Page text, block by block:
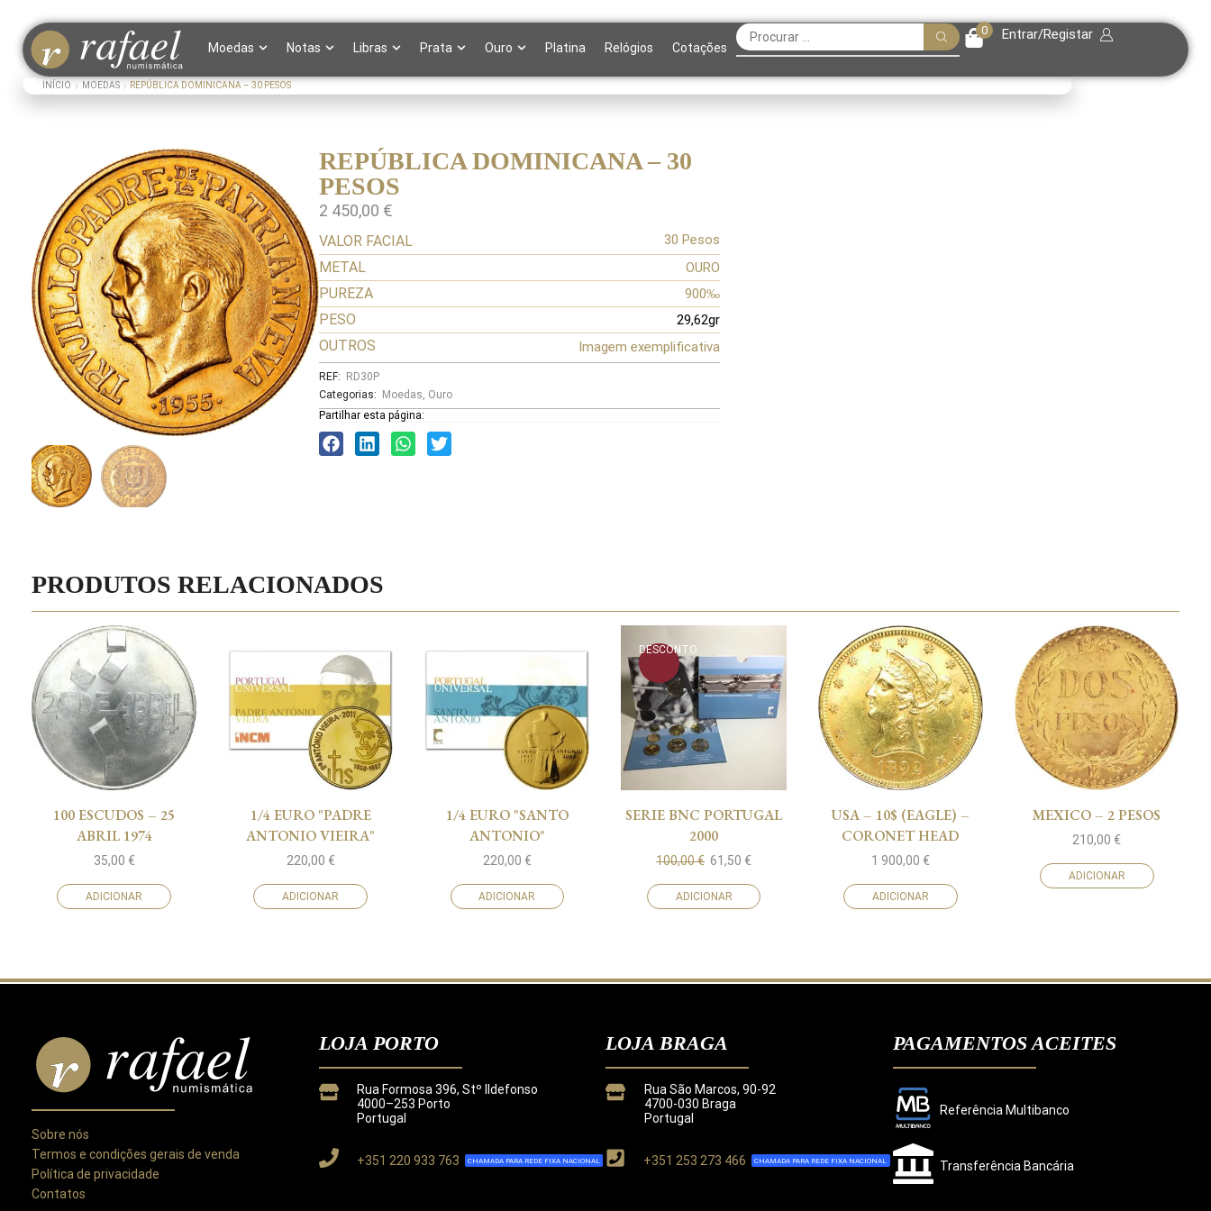
Moedas Notas Libras Prata Ouro Platina Relógios Cotações
0 Entrar/Registar
INÍCIO MOEDAS REPÚBLICA DOMINICANA – 30 PESOS
REPÚBLICA DOMINICANA – 30
PESOS
2 450,00 €
VALOR FACIAL 30 Pesos
METAL OURO
PUREZA 900‰
PESO 29,62gr
OUTROS Imagem exemplificativa
REF:
RD30P
Categorias:
Moedas, Ouro
Partilhar esta página:
PRODUTOS RELACIONADOS
100 ESCUDOS – 25
ABRIL 1974
35,00 €
ADICIONAR
1/4 EURO "PADRE
ANTONIO VIEIRA"
220,00 €
ADICIONAR
1/4 EURO "SANTO
ANTONIO"
220,00 €
ADICIONAR
DESCONTO
SERIE BNC PORTUGAL
2000
100,00€ 61,50€
ADICIONAR
USA – 10$ (EAGLE) –
CORONET HEAD
1 900,00 €
ADICIONAR
MEXICO – 2 PESOS
210,00€
ADICIONAR
Este site utiliza cookies para melhorar a sua experiência.
Sobre nós
Termos e condições gerais de venda
Política de privacidade
Contatos
LOJA PORTO
Rua Formosa 396, Stº Ildefonso
4000–253 Porto
Portugal
+351 220 933 763 CHAMADA PARA REDE FIXA NACIONAL
LOJA BRAGA
Rua São Marcos, 90-92
4700-030 Braga
Portugal
+351 253 273 466 CHAMADA PARA REDE FIXA NACIONAL
PAGAMENTOS ACEITES
Referência Multibanco
Transferência Bancária